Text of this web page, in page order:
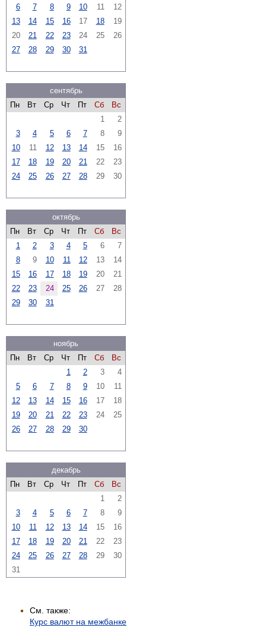
6 7 8 9 10 11
12
13
14 15 16 17 18
19
20
21 22 23 24 25
26
27
28 29 30 31
сентябрь
Пн
Вт Ср Чт Пт Сб
Вс
1
2
3
4 5 6 7 8
9
10
11 12 13 14 15
16
17
18 19 20 21 22
23
24
25 26 27 28 29 30
октябрь
Пн
Вт Ср Чт Пт Сб
Вс
1
2 3 4 5 6
7
8
9 10 11 12 13
14
15
16 17 18 19 20
21
22
23 24 25 26 27
28
29
30 31
ноябрь
Пн
Вт Ср Чт Пт Сб
Вс
1
2 3
4
5
6 7 8 9 10
11
12
13 14 15 16 17
18
19
20 21 22 23 24
25
26
27 28 29 30
декабрь
Пн
Вт Ср Чт Пт Сб
Вс
1
2
3
4 5 6 7 8
9
10
11 12 13 14 15
16
17
18 19 20 21 22
23
24
25 26 27 28 29
30
31
См. также:
Курс валют на межбанке